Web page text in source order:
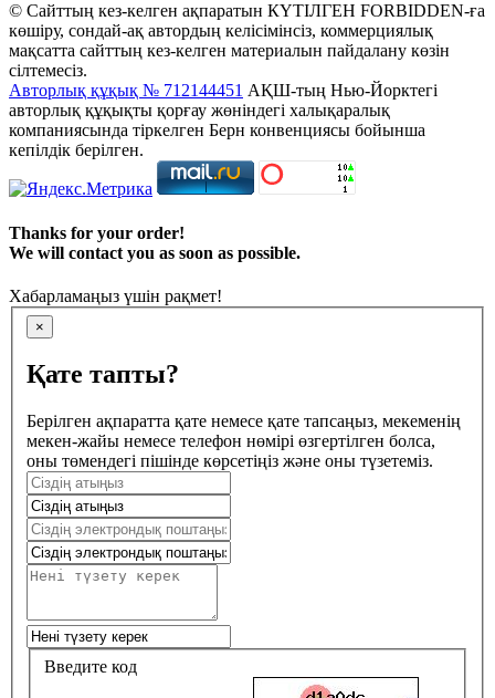
© Сайттың кез-келген ақпаратын КҮТІЛГЕН FORBIDDEN-ға
көшіру, сондай-ақ автордың келісімінсіз, коммерциялық
мақсатта сайттың кез-келген материалын пайдалану көзін
сілтемесіз.
Авторлық құқық № 712144451 АҚШ-тың Нью-Йорктегі
авторлық құқықты қорғау жөніндегі халықаралық
компаниясында тіркелген Берн конвенциясы бойынша
кепілдік берілген.
Thanks for your order!
We will contact you as soon as possible.
Хабарламаңыз үшін рақмет!
×
Қате тапты?
Берілген ақпаратта қате немесе қате тапсаңыз, мекеменің
мекен-жайы немесе телефон нөмірі өзгертілген болса,
оны төмендегі пішінде көрсетіңіз және оны түзетеміз.
Введите код